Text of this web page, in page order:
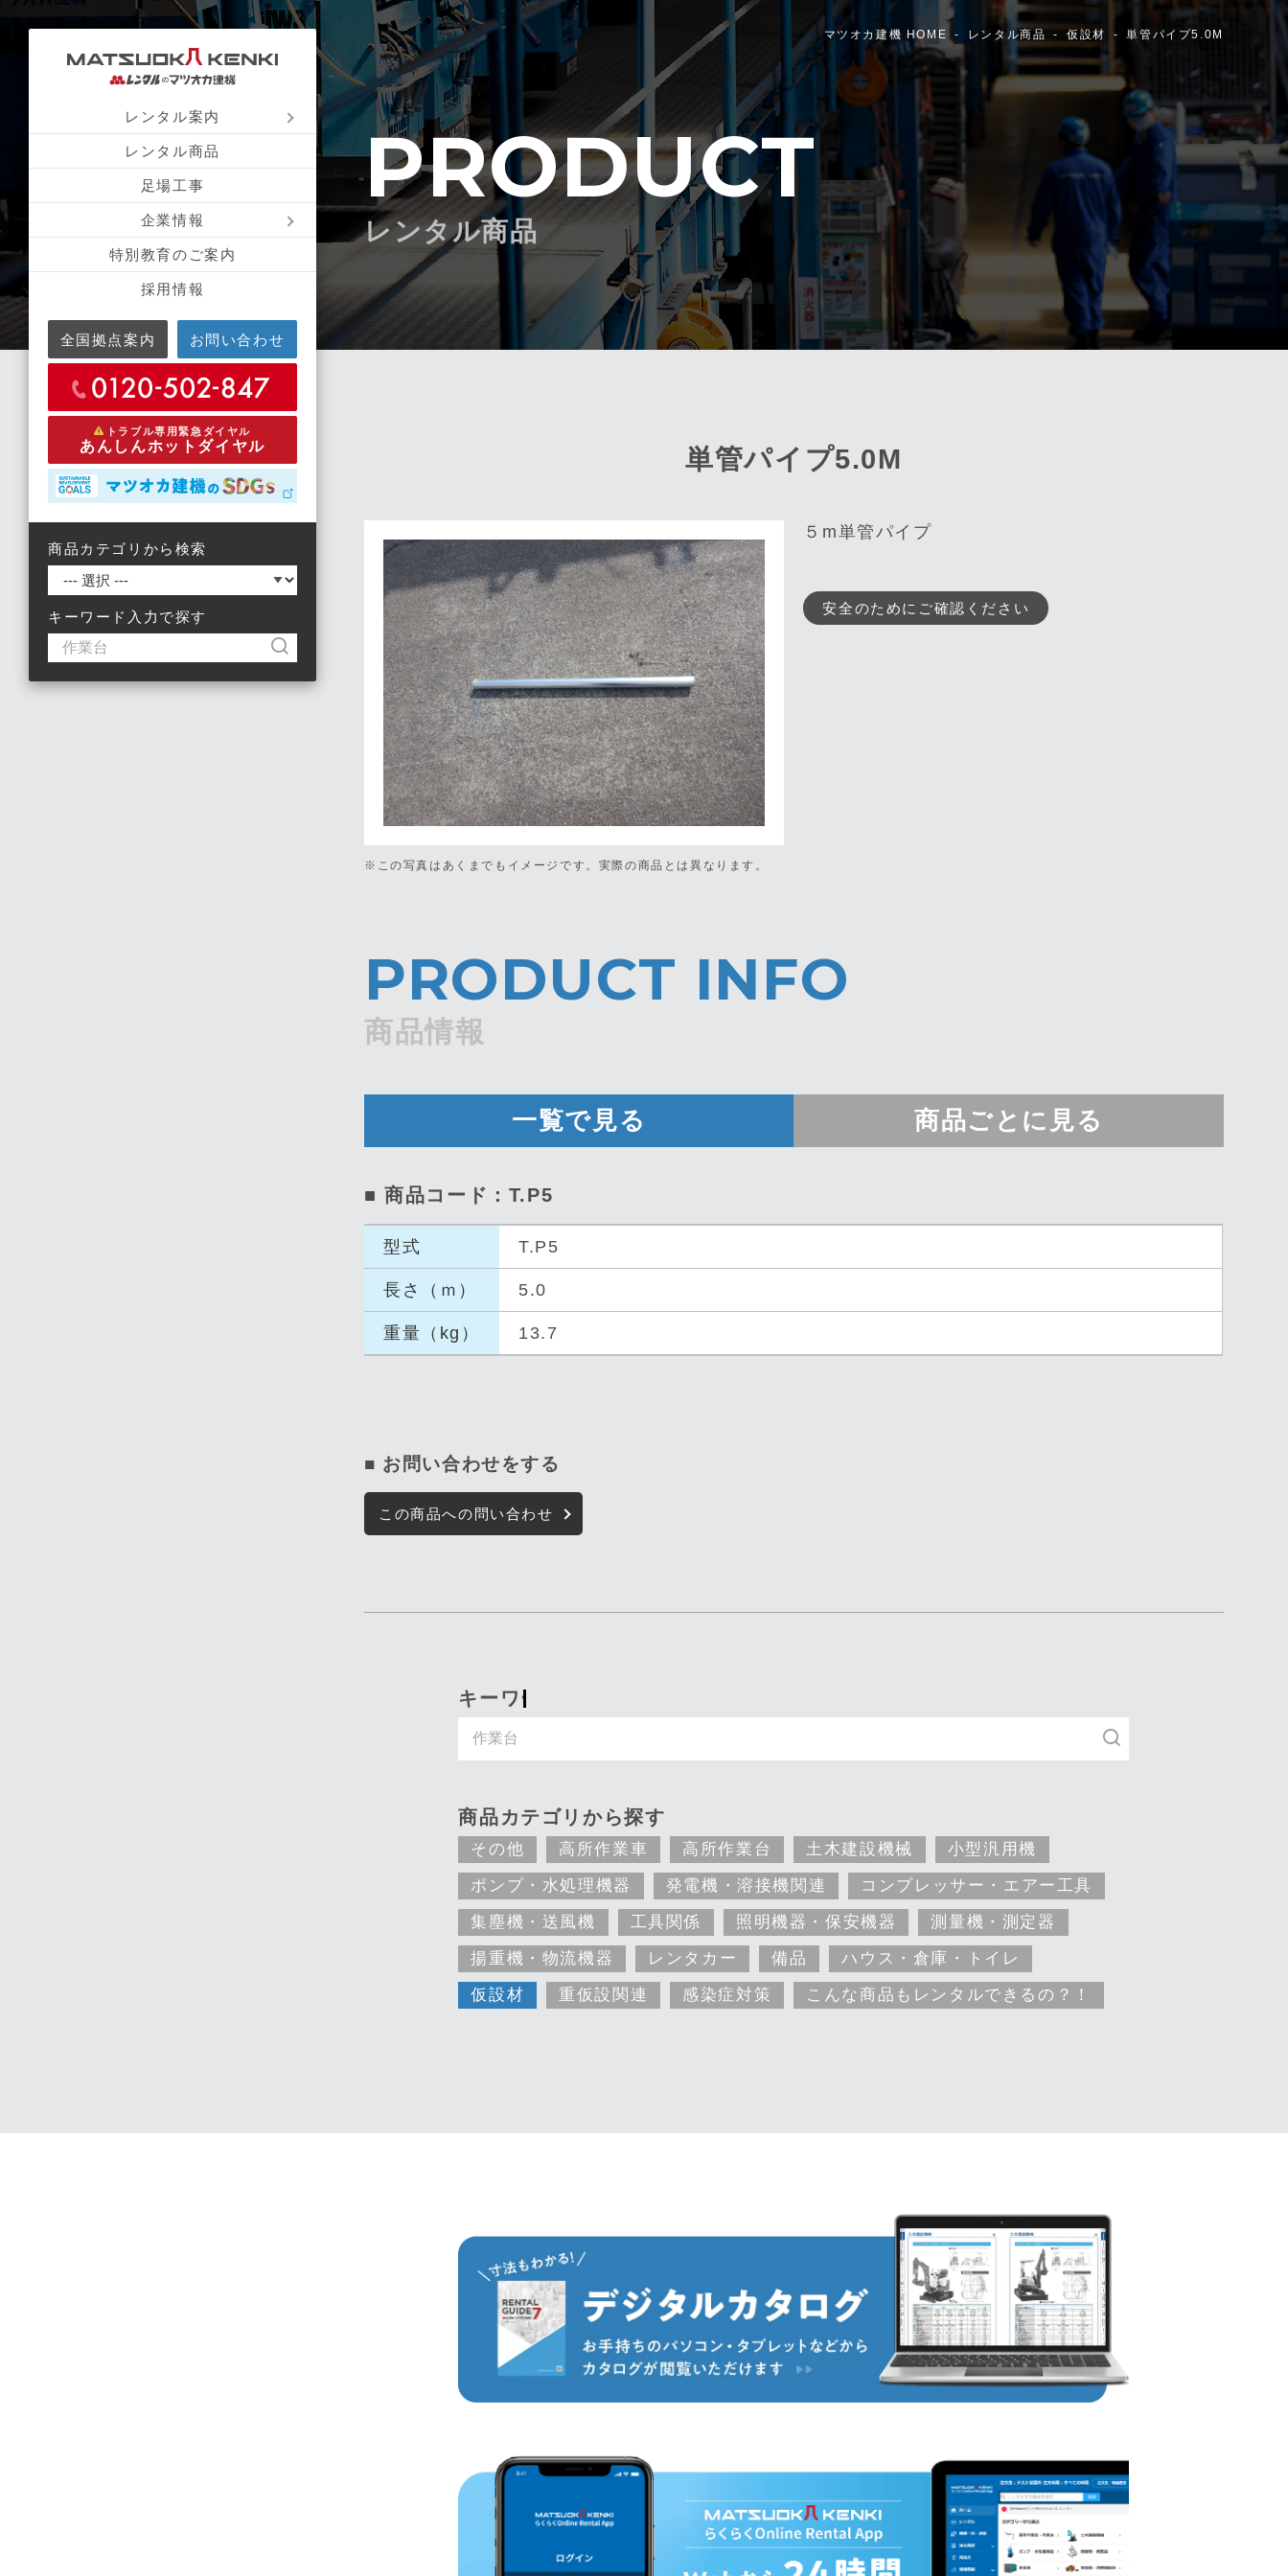
レンタル案内
レンタル商品
足場工事
企業情報
特別教育のご案内
採用情報
全国拠点案内 お問い合わせ
トラブル専用緊急ダイヤル
あんしんホットダイヤル
商品カテゴリから検索
キーワード入力で探す
マツオカ建機 HOME レンタル商品 仮設材 単管パイプ5.0M
PRODUCT
レンタル商品
単管パイプ5.0M
※この写真はあくまでもイメージです。 実際の商品とは異なります。
５m単管パイプ
安全のためにご確認ください
PRODUCT INFO
商品情報
一覧で見る 商品ごとに見る
■ 商品コード：T.P5
型式 T.P5
長さ（ｍ） 5.0
重量（kg ） 13.7
■ お問い合わせをする
この商品への問い合わせ
キーワード入力で探す
商品カテゴリから探す
その他 高所作業車 高所作業台 土木建設機械
小型汎用機
ポンプ・水処理機器
発電機・溶接機関連
コンプレッサー・エアー工具
集塵機・送風機
工具関係 照明機器・保安機器
測量機・測定器
揚重機・物流機器
レンタカー 備品
ハウス・倉庫・トイレ
仮設材
重仮設関連 感染症対策 こんな商品もレンタルできるの？！